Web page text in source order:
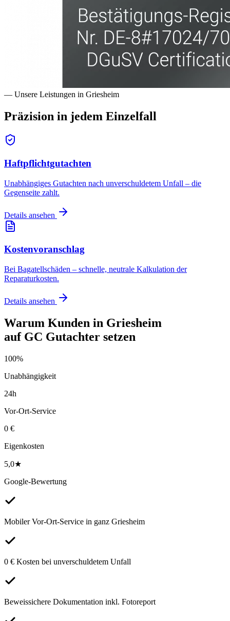
— Unsere Leistungen in Griesheim
Präzision in jedem Einzelfall
Haftpflichtgutachten
Unabhängiges Gutachten nach unverschuldetem Unfall – die
Gegenseite zahlt.
Details ansehen
Kostenvoranschlag
Bei Bagatellschäden – schnelle, neutrale Kalkulation der
Reparaturkosten.
Details ansehen
Warum Kunden in Griesheim
auf GC Gutachter setzen
100%
Unabhängigkeit
24h
Vor-Ort-Service
0 €
Eigenkosten
5,0★
Google-Bewertung
Mobiler Vor-Ort-Service in ganz Griesheim
0 € Kosten bei unverschuldetem Unfall
Beweissichere Dokumentation inkl. Fotoreport